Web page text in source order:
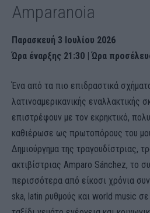
Amparanoia
Παρασκευή 3 Ιουλίου 2026
Ώρα έναρξης 21:30 | Ώρα
Ένα από τα πιο επιδραστικά
λατινοαμερικανικής εναλλακτικής
επιστρέφουν με τον εκρηκτικό,
καθιέρωσε ως πρωτοπόρους του
Δημιούργημα της τραγουδίστριας,
ακτιβίστριας Amparo Sánchez, το
περισσότερα από είκοσι χρόνια
ska, latin ρυθμούς και world music